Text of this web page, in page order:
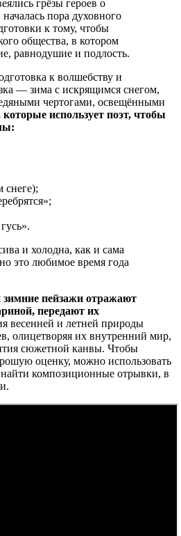
грёзы героев о
пора духовного
к тому, чтобы
общества, в котором
равнодушие и подлость.
к волшебству и
— зима с искрящимся снегом,
чертогами, освещёнными
использует поэт, чтобы
снеге);
и холодна, как и сама
это любимое время года
зимние пейзажи отражают
передают их
весенней и летней природы
олицетворяя их внутренний мир,
сюжетной канвы. Чтобы
оценку, можно использовать
композиционные отрывки, в